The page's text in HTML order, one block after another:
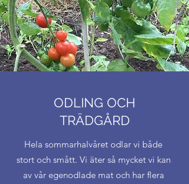
ODLING OCH
TRÄDGÅRD
Hela sommarhalvåret odlar vi både
stort och smått. Vi äter så mycket vi kan
av vår egenodlade mat och har flera